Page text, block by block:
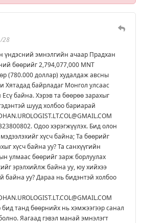
28
үндэсний эмнэлгийн ачаар Прадхан
бөөрийг 2,794,077,000 MNT
(780.000 доллар) худалдаж авсны
Хятадад байрладаг Монгол улсаас
Есү байна. Хэрэв та бөөрөө зарахыг
шууд холбоо бариарай
Одоо хэрэгжүүлэх. Бид олон
хүсч байна; Та бөөрийг
хүсч байна уу? Та санхүүгийн
улмаас бөөрийг зарж борлуулах
эрэлхийлж байна уу, юу хийхээ
байна уу? Дараа нь бидэнтэй холбоо
бид танд бөөрнийх нь хэмжээгээр санал
Яагаад гэвэл манай эмнэлэгт